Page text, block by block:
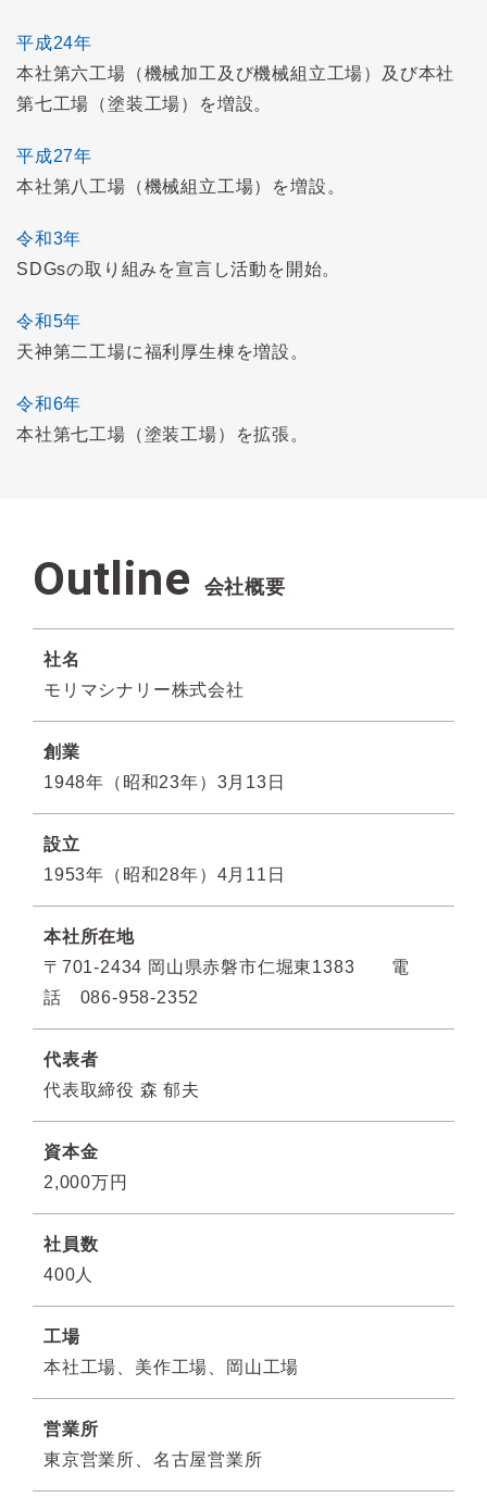
平成24年
本社第六工場（機械加工及び機械組立工場）及び本社
第七工場（塗装工場）を増設。
平成27年
本社第八工場（機械組立工場）を増設。
令和3年
SDGsの取り組みを宣言し活動を開始。
令和5年
天神第二工場に福利厚生棟を増設。
令和6年
本社第七工場（塗装工場）を拡張。
Outline 会社概要
社名
モリマシナリー株式会社
創業
1948年（昭和23年）3⽉13⽇
設⽴
1953年（昭和28年）4⽉11⽇
本社所在地
〒701-2434 岡⼭県⾚磐市仁堀東1383 電
話 086-958-2352
代表者
代表取締役 森 郁夫
資本⾦
2,000万円
社員数
400⼈
⼯場
本社⼯場、美作⼯場、岡⼭⼯場
営業所
東京営業所、名古屋営業所